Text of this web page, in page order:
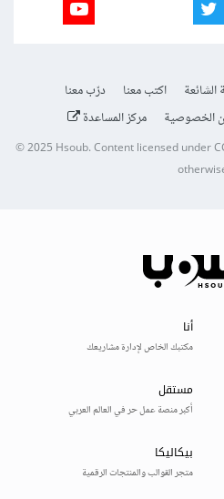
الشائعة اكتب معنا
درّب معنا
الخصوصية مركز المساعدة
© 2025Hsoub.Content licensed under